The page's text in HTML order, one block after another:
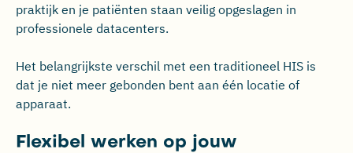
praktijk en je patiënten staan veilig opgeslagen in
professionele datacenters.
Het belangrijkste verschil met een traditioneel HIS is
dat je niet meer gebonden bent aan één locatie of
apparaat.
Flexibel werken op jouw